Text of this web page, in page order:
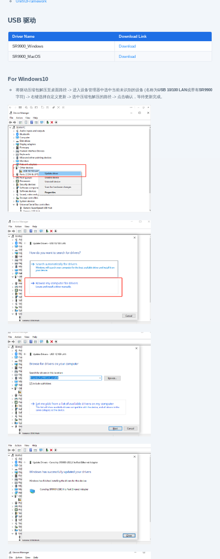
UnitV2Framework
USB 驱动
Driver Name Download Link
SR9900_Windows Download
SR9900_MacOS Download
For Windows10
将驱动压缩包解压至桌面路径 -> 进入设备管理器中选中当前未识别的设备 (名称为USB 10/100 LAN或带有SR9900
字符) -> 右键选择自定义更新 -> 选中压缩包解压的路径 -> 点击确认，等待更新完成。